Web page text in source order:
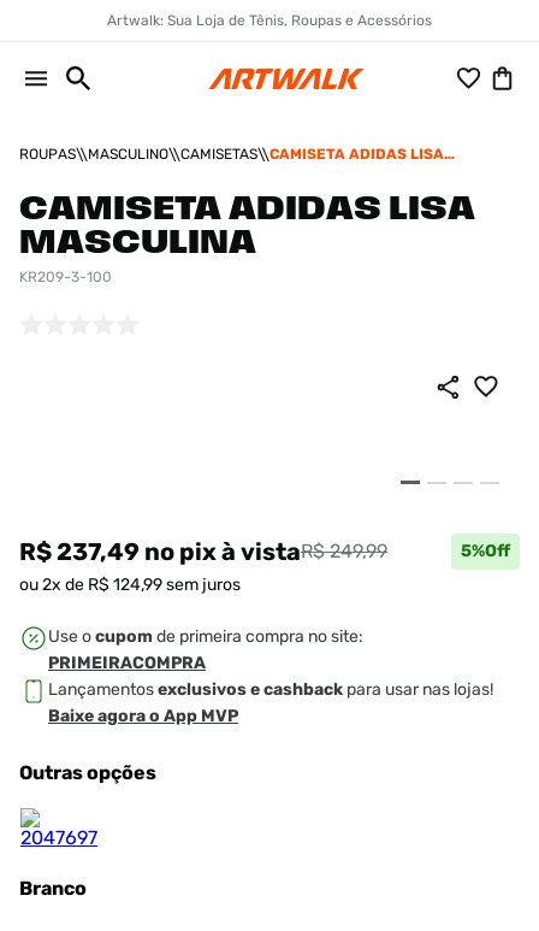
Artwalk: Sua Loja de Tênis, Roupas e Acessórios
ROUPAS MASCULINO CAMISETAS
CAMISETA ADIDAS LISA
CAMISETA ADIDAS LISA
MASCULINA
KR209-3-100
R$ 237,49 no pixà vistaR$ 249,99 5%Off
ou2x de R$ 124,99sem juros
Use ocupom de primeira compra no site:
PRIMEIRACOMPRA
Lançamentosexclusivos e cashback para usar nas lojas!
Baixe agora o App MVP
Outras opções
Branco